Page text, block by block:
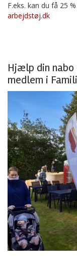
F.eks. kan du få 25
arbejdstøj.dk
Hjælp din
medlem i